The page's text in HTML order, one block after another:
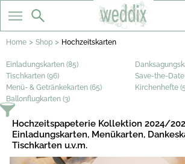
Home > Shop > Hochzeitskarten
Einladungskarten (85)
Tischkarten (96)
Save-the-Date
Menü- & Getränkekarten (65)
Kirchenhefte
Ballonflugkarten (3)
Hochzeitspapeterie Kollektion 2024/
Einladungskarten, Menükarten,
Tischkarten u.v.m.